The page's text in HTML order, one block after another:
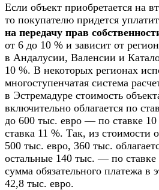
Если объект приобретается на
то покупателю придется
на передачу прав
от 6 до 10 % и зависит от
в Андалусии, Валенсии и
10 %. В некоторых регионах
многоступенчатая система
в Эстремадуре стоимость
включительно облагается по
до 600 тыс. евро — по ставке 10
ставка 11 %. Так, из стоимости
500 тыс. евро, 360 тыс.
остальные 140 тыс. — по ставке
сумма обязательного платежа в
42,8 тыс. евро.